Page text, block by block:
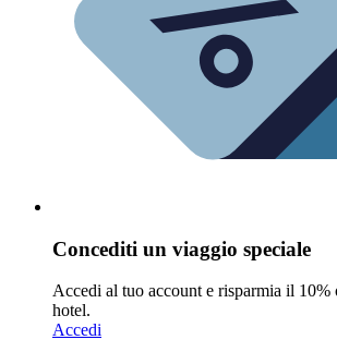
Concediti un viaggio speciale
Accedi al tuo account e risparmia il
hotel.
Accedi